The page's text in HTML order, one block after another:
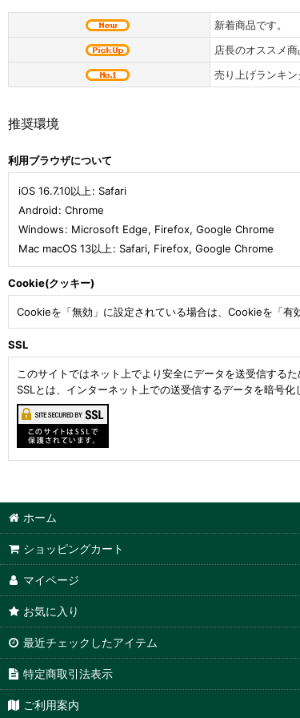
新着商品です。
店長のオススメ商
売り上げランキン
推奨環境
利用ブラウザについて
iOS 16.7.10以上: Safari
Android: Chrome
Windows: Microsoft Edge, Firefox, Google Chrome
Mac macOS 13以上: Safari, Firefox, Google Chrome
Cookie(クッキー)
Cookieを「無効」に設定されている場合は、Cookieを「有
SSL
このサイトではネット上でより安全にデータを送受信するた
SSLとは、インターネット上での送受信するデータを暗号
ホーム
ショッピングカート
マイページ
お気に入り
最近チェックしたアイテム
特定商取引法表示
ご利用案内